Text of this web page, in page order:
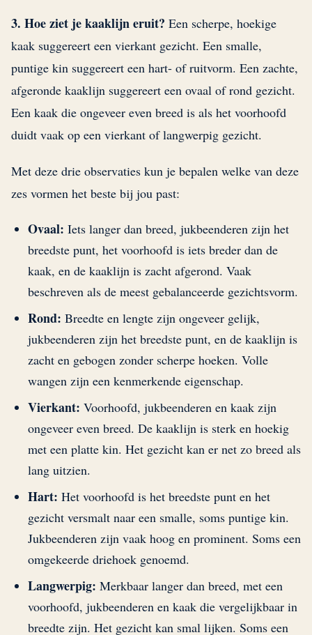
3. Hoe ziet je kaaklijn eruit? Een scherpe, hoekige
kaak suggereert een vierkant gezicht. Een smalle,
puntige kin suggereert een hart- of ruitvorm. Een zachte,
afgeronde kaaklijn suggereert een ovaal of rond gezicht.
Een kaak die ongeveer even breed is als het voorhoofd
duidt vaak op een vierkant of langwerpig gezicht.
Met deze drie observaties kun je bepalen welke van deze
zes vormen het beste bij jou past:
Ovaal: Iets langer dan breed, jukbeenderen zijn het
breedste punt, het voorhoofd is iets breder dan de
kaak, en de kaaklijn is zacht afgerond. Vaak
beschreven als de meest gebalanceerde gezichtsvorm.
Rond: Breedte en lengte zijn ongeveer gelijk,
jukbeenderen zijn het breedste punt, en de kaaklijn is
zacht en gebogen zonder scherpe hoeken. Volle
wangen zijn een kenmerkende eigenschap.
Vierkant: Voorhoofd, jukbeenderen en kaak zijn
ongeveer even breed. De kaaklijn is sterk en hoekig
met een platte kin. Het gezicht kan er net zo breed als
lang uitzien.
Hart: Het voorhoofd is het breedste punt en het
gezicht versmalt naar een smalle, soms puntige kin.
Jukbeenderen zijn vaak hoog en prominent. Soms een
omgekeerde driehoek genoemd.
Langwerpig: Merkbaar langer dan breed, met een
voorhoofd, jukbeenderen en kaak die vergelijkbaar in
breedte zijn. Het gezicht kan smal lijken. Soms een